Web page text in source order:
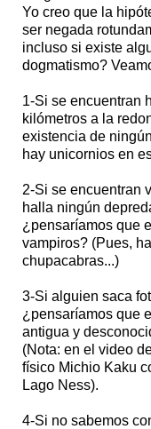
Yo creo que la
ser negada
incluso si existe
dogmatismo?
1-Si se encuentran
kilómetros a la
existencia de
hay unicornios en
2-Si se encuentran
halla ningún
¿pensaríamos que
vampiros? (Pues,
chupacabras...)
3-Si alguien saca
¿pensaríamos que
antigua y
(Nota: en el video
físico Michio Kaku
Lago Ness).
4-Si no sabemos